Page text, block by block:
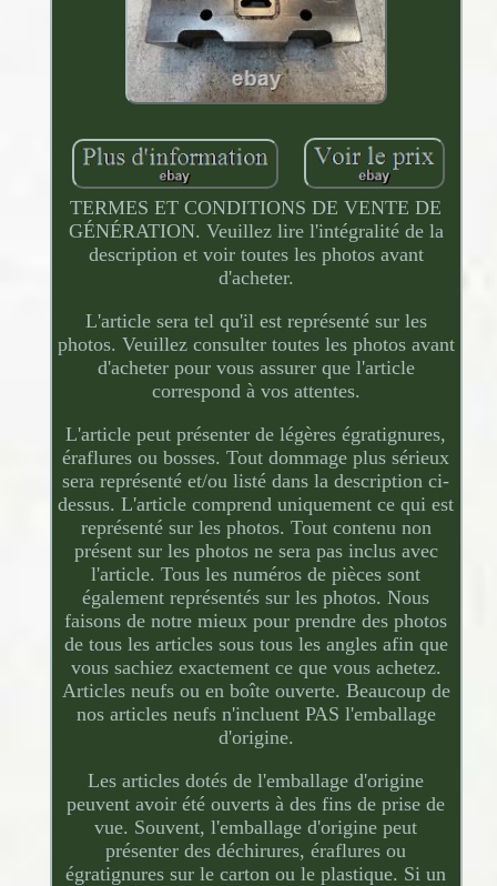
TERMES ET CONDITIONS DE VENTE DE
GÉNÉRATION. Veuillez lire l'intégralité de la
description et voir toutes les photos avant
d'acheter.
L'article sera tel qu'il est représenté sur les
photos. Veuillez consulter toutes les photos avant
d'acheter pour vous assurer que l'article
correspond à vos attentes.
L'article peut présenter de légères égratignures,
éraflures ou bosses. Tout dommage plus sérieux
sera représenté et/ou listé dans la description ci-
dessus. L'article comprend uniquement ce qui est
représenté sur les photos. Tout contenu non
présent sur les photos ne sera pas inclus avec
l'article. Tous les numéros de pièces sont
également représentés sur les photos. Nous
faisons de notre mieux pour prendre des photos
de tous les articles sous tous les angles afin que
vous sachiez exactement ce que vous achetez.
Articles neufs ou en boîte ouverte. Beaucoup de
nos articles neufs n'incluent PAS l'emballage
d'origine.
Les articles dotés de l'emballage d'origine
peuvent avoir été ouverts à des fins de prise de
vue. Souvent, l'emballage d'origine peut
présenter des déchirures, éraflures ou
égratignures sur le carton ou le plastique. Si un